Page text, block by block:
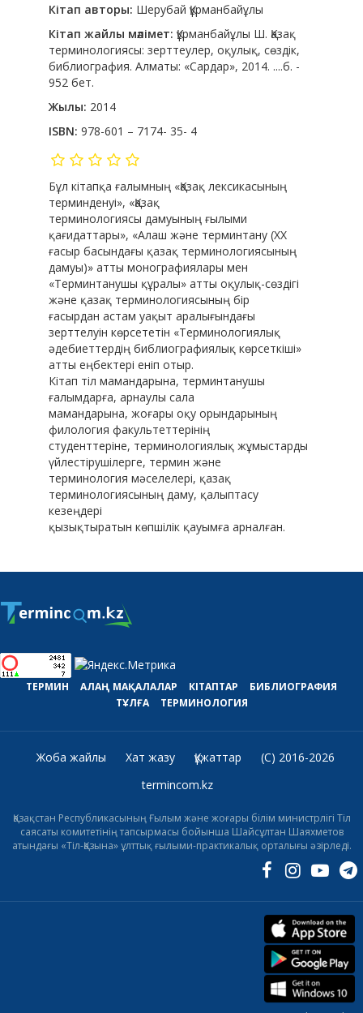
Кітап авторы: Шерубай Құрманбайұлы
Кітап жайлы мәлімет: Құрманбайұлы Ш. Қазақ
терминологиясы: зерттеулер, оқулық, сөздік,
библиография. Алматы: «Сардар», 2014. ....б. -
952 бет.
Жылы: 2014
ISBN: 978-601 – 7174- 35- 4
Бұл кітапқа ғалымның «Қазақ лексикасының
терминденуі», «Қазақ
терминологиясы дамуының ғылыми
қағидаттары», «Алаш және терминтану (ХХ
ғасыр басындағы қазақ терминологиясының
дамуы)» атты монографиялары мен
«Терминтанушы құралы» атты оқулық-сөздігі
және қазақ терминологиясының бір
ғасырдан астам уақыт аралығындағы
зерттелуін көрсететін «Терминологиялық
әдебиеттердің библиографиялық көрсеткіші»
атты еңбектері еніп отыр.
Кітап тіл мамандарына, терминтанушы
ғалымдарға, арнаулы сала
мамандарына, жоғары оқу орындарының
филология факультеттерінің
студенттеріне, терминологиялық жұмыстарды
үйлестірушілерге, термин және
терминология мәселелері, қазақ
терминологиясының даму, қалыптасу
кезеңдері
қызықтыратын көпшілік қауымға арналған.
ТЕРМИН АЛАҢ МАҚАЛАЛАР КІТАПТАР
БИБЛИОГРАФИЯ
ТҰЛҒА
ТЕРМИНОЛОГИЯ
Жоба жайлы Хат жазу Құжаттар
(C) 2016-2026
termincom.kz
Қазақстан Республикасының Ғылым және жоғары білім министрлігі Тіл
саясаты комитетінің тапсырмасы бойынша Шайсұлтан Шаяхметов
атындағы «Тіл-Қазына» ұлттық ғылыми-практикалық орталығы әзірледі.